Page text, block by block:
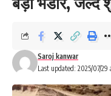
Last updated: 2025/07/29
Saroj kanwar